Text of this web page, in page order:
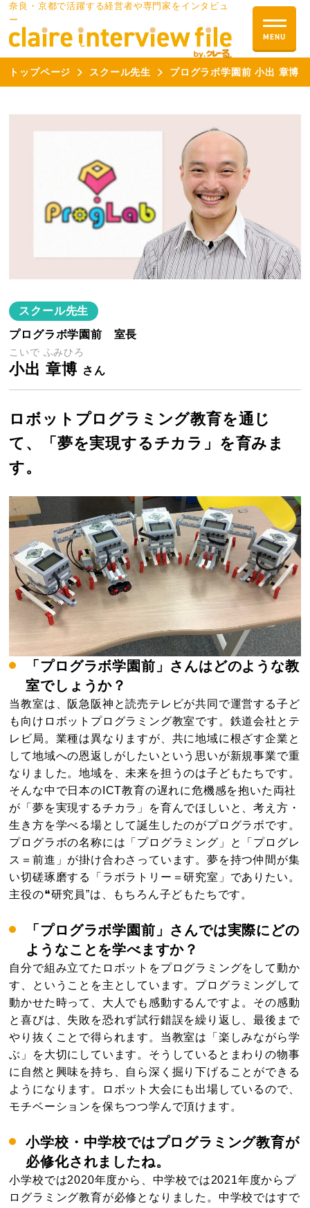
奈良・京都で活躍する経営者や専門家をインタビュ
ー
トップページ スクール先生 プログラボ学園前 小出 章博
スクール先生
プログラボ学園前 室長
こいで ふみひろ
小出 章博 さん
ロボットプログラミング教育を通じ
て、「夢を実現するチカラ」を育みま
す。
「プログラボ学園前」さんはどのような教
室でしょうか？
当教室は、阪急阪神と読売テレビが共同で運営する子ど
も向けロボットプログラミング教室です。鉄道会社とテ
レビ局。業種は異なりますが、共に地域に根ざす企業と
して地域への恩返しがしたいという思いが新規事業で重
なりました。地域を、未来を担うのは子どもたちです。
そんな中で日本のICT教育の遅れに危機感を抱いた両社
が「夢を実現するチカラ」を育んでほしいと、考え方・
生き方を学べる場として誕生したのがプログラボです。
プログラボの名称には「プログラミング」と「プログレ
ス＝前進」が掛け合わさっています。夢を持つ仲間が集
い切磋琢磨する「ラボラトリー＝研究室」でありたい。
主役の❝研究員”は、もちろん子どもたちです。
「プログラボ学園前」さんでは実際にどの
ようなことを学べますか？
自分で組み立てたロボットをプログラミングをして動か
す、ということを主としています。プログラミングして
動かせた時って、大人でも感動するんですよ。その感動
と喜びは、失敗を恐れず試行錯誤を繰り返し、最後まで
やり抜くことで得られます。当教室は「楽しみながら学
ぶ」を大切にしています。そうしているとまわりの物事
に自然と興味を持ち、自ら深く掘り下げることができる
ようになります。ロボット大会にも出場しているので、
モチベーションを保ちつつ学んで頂けます。
小学校・中学校ではプログラミング教育が
必修化されましたね。
小学校では2020年度から、中学校では2021年度からプ
ログラミング教育が必修となりました。中学校ではすで